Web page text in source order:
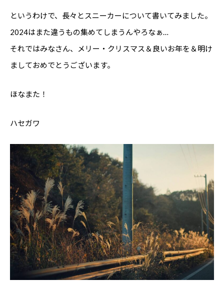
というわけで、長々とスニーカーについて書いてみました。
2024はまた違うもの集めてしまうんやろなぁ…
それではみなさん、メリー・クリスマス＆良いお年を＆明け
ましておめでとうございます。
ほなまた！
ハセガワ